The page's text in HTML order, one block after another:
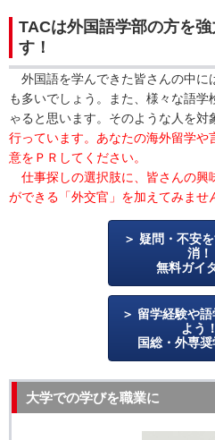
TACは外国語学部の方を
す！
外国語を学んできた皆さんの中に
も多いでしょう。また、様々な語学
ゃると思います。そのような人を対
行っています。あなたの海外留学
意をＰＲしてください。
仕事探しの選択肢に、皆さんの興
ができる「外交官」を加えてみませ
疑問・不安
消！
無料ガイ
留学経験や
よう！
国総・外専
大学での学びを職業に